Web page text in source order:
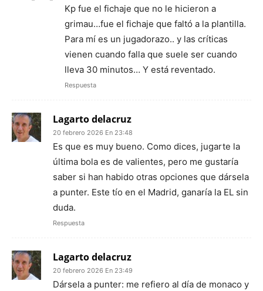
Kp fue el fichaje que no le hicieron a
grimau…fue el fichaje que faltó a la plantilla.
Para mí es un jugadorazo.. y las críticas
vienen cuando falla que suele ser cuando
lleva 30 minutos… Y está reventado.
Respuesta
Lagarto delacruz
20 febrero 2026 En 23:48
Es que es muy bueno. Como dices, jugarte la
última bola es de valientes, pero me gustaría
saber si han habido otras opciones que dársela
a punter. Este tío en el Madrid, ganaría la EL sin
duda.
Respuesta
Lagarto delacruz
20 febrero 2026 En 23:49
Dársela a punter: me refiero al día de monaco y